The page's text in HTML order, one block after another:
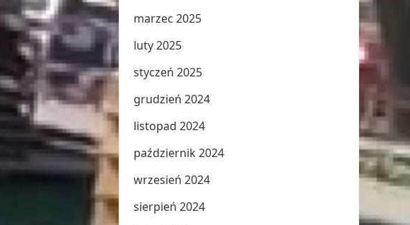
marzec 2025
luty 2025
styczeń 2025
grudzień 2024
listopad 2024
październik 2024
wrzesień 2024
sierpień 2024